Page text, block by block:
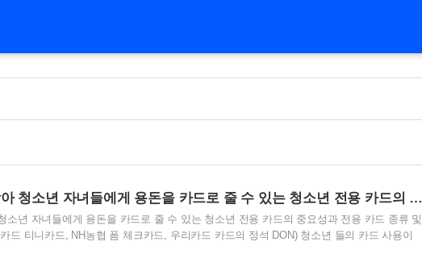
새학기를 맞아 청소년 자녀들에게 용돈을 카드로 줄 수 있는 청소년 전용 카드의 중요성과 전용 카드 종류 및 혜택 안내(롯데카드 티니카드, NH농협 폼 체크카드, 우리카드 카드의 정석 DON)
소년 자녀들에게 용돈을 카드로 줄 수 있는 청소년 전용 카드의 중요성과 전용 카드 종류 및
드 티니카드, NH농협 폼 체크카드, 우리카드 카드의 정석 DON) 청소년 들의 카드 사용이
라 카드사들에서는 청소년 전용 카드들을 출시하고 있습니다. 지난 포스팅에서 미성년자 카